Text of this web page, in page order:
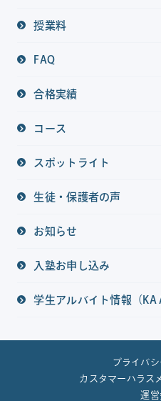
授業料
FAQ
合格実績
コース
スポットライト
生徒・保護者の声
お知らせ
入塾お申し込み
学生アルバイト情報（KA
プライバ
カスタマーハラス
運営